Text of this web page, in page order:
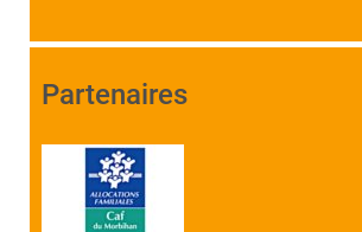
Partenaires